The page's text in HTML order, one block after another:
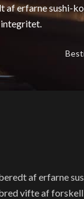
af erfarne sushi-
af erfarne
vifte af